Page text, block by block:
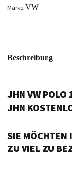
Marke: VW
Beschreibung
JHN VW POLO
JHN
SIE MÖCHTEN
ZU VIEL ZU